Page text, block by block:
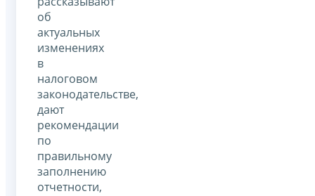
об
актуальных
изменениях
в
налоговом
законодательстве,
дают
рекомендации
по
правильному
заполнению
отчетности,